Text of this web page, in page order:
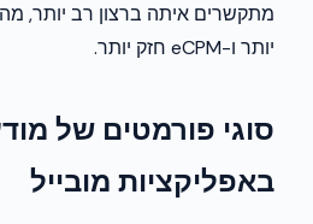
יותר ו-eCPM חזק יותר.
סוגי פורמטים של
באפליקציות מובייל